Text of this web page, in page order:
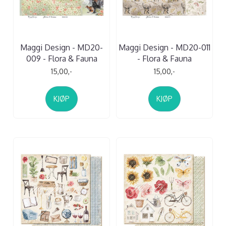
Maggi Design - MD20-
009 - Flora & Fauna
15,00,-
KJØP
Maggi Design - MD20-011
- Flora & Fauna
15,00,-
KJØP